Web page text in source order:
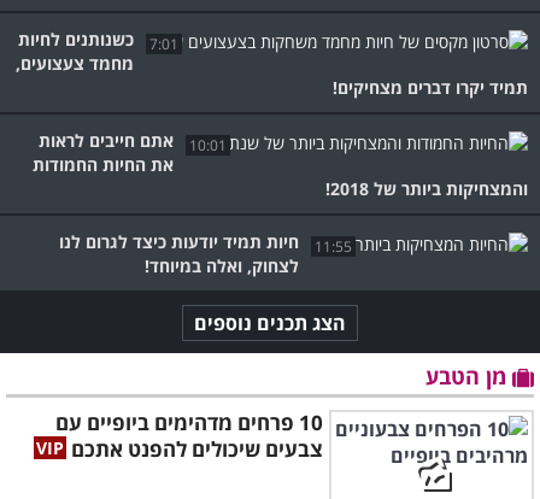
7:01
כשנותנים לחיות
מחמד צעצועים,
תמיד יקרו דברים מצחיקים!
10:01
אתם חייבים לראות
את החיות החמודות
והמצחיקות ביותר של 2018!
11:55
חיות תמיד יודעות כיצד לגרום לנו
לצחוק, ואלה במיוחד!
הצג תכנים נוספים
מן הטבע
10 פרחים מדהימים ביופיים עם
צבעים שיכולים להפנט אתכם